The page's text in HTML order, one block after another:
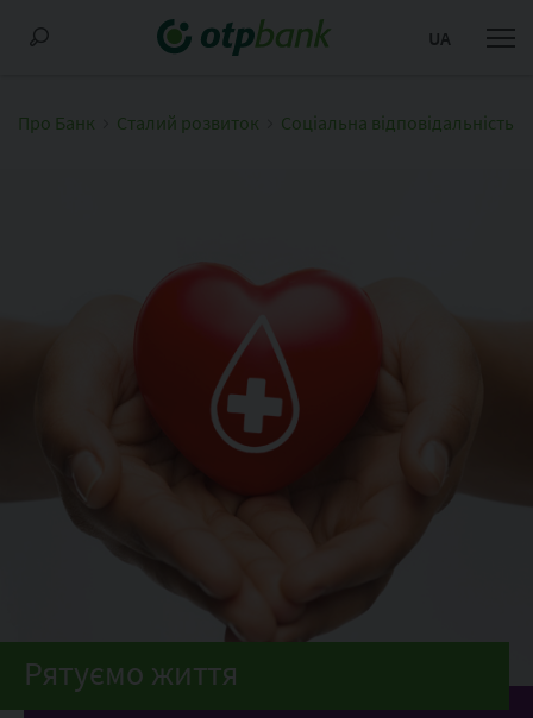
UA
Про Банк Сталий розвиток Соціальна відповідальність
Рятуємо життя